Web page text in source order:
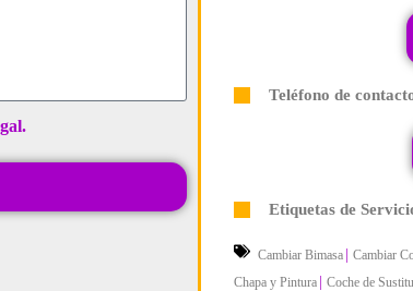
Teléfono de
Etiquetas de
Cambiar Bimasa Cambiar
Chapa y Pintura Coche de